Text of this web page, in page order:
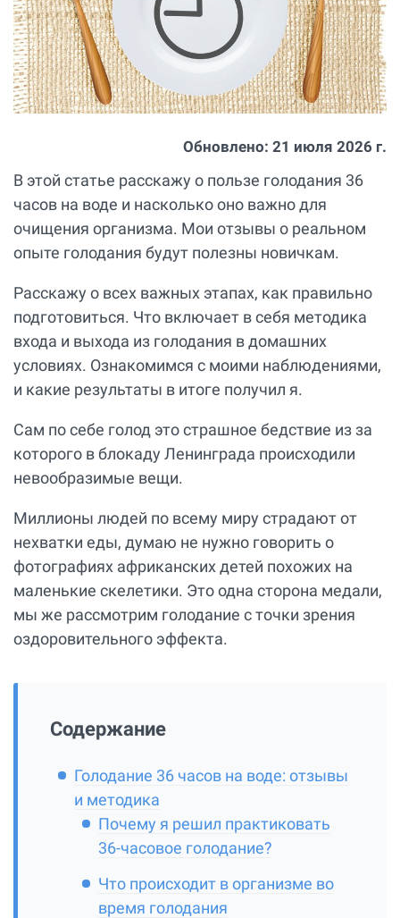
Обновлено: 21 июля 2026 г.
В этой статье расскажу о пользе голодания 36
часов на воде и насколько оно важно для
очищения организма. Мои отзывы о реальном
опыте голодания будут полезны новичкам.
Расскажу о всех важных этапах, как правильно
подготовиться. Что включает в себя методика
входа и выхода из голодания в домашних
условиях. Ознакомимся с моими наблюдениями,
и какие результаты в итоге получил я.
Сам по себе голод это страшное бедствие из за
которого в блокаду Ленинграда происходили
невообразимые вещи.
Миллионы людей по всему миру страдают от
нехватки еды, думаю не нужно говорить о
фотографиях африканских детей похожих на
маленькие скелетики. Это одна сторона медали,
мы же рассмотрим голодание с точки зрения
оздоровительного эффекта.
Содержание
Голодание 36 часов на воде: отзывы
и методика
Почему я решил практиковать
36-часовое голодание?
Что происходит в организме во
время голодания